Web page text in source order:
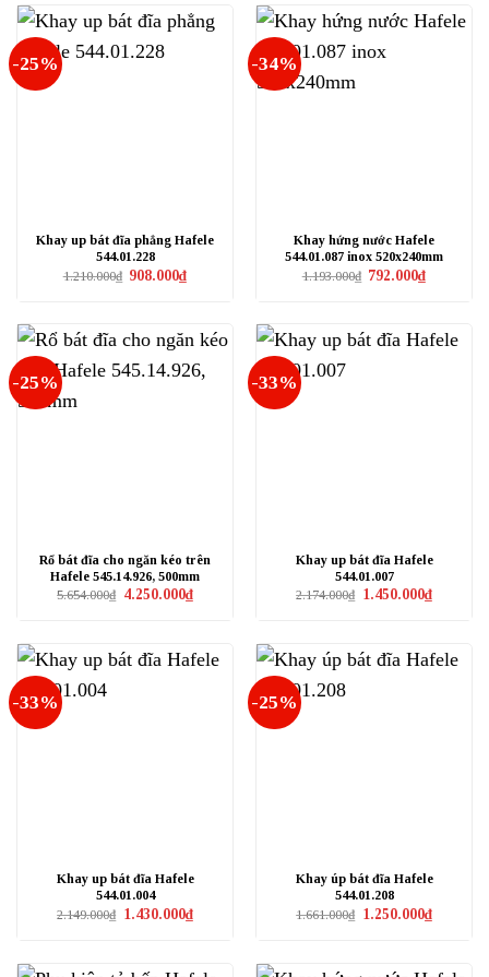
-25%
Khay up bát đĩa phẳng Hafele
544.01.228
1.210.000₫ Giá
908.000₫Giá
hiện
-34%
Khay hứng nước Hafele
544.01.087 inox 520x240mm
1.193.000₫ Giá
792.000₫Giá
hiện
-25%
Rổ bát đĩa cho ngăn kéo trên
Hafele 545.14.926, 500mm
5.654.000₫ Giá
4.250.000₫Giá
hiện
-33%
Khay up bát đĩa Hafele
544.01.007
2.174.000₫ Giá
1.450.000₫Giá
hiện
-33%
Khay up bát đĩa Hafele
544.01.004
2.149.000₫ Giá
1.430.000₫Giá
hiện
-25%
Khay úp bát đĩa Hafele
544.01.208
1.661.000₫ Giá
1.250.000₫Giá
hiện